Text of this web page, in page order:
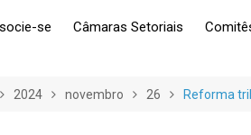
se Câmaras Setoriais
Artefatos Metálicos
2024 novembro 26 Reforma